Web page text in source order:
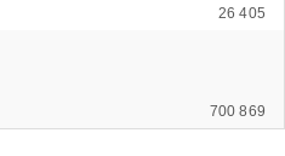
26 405
700 869